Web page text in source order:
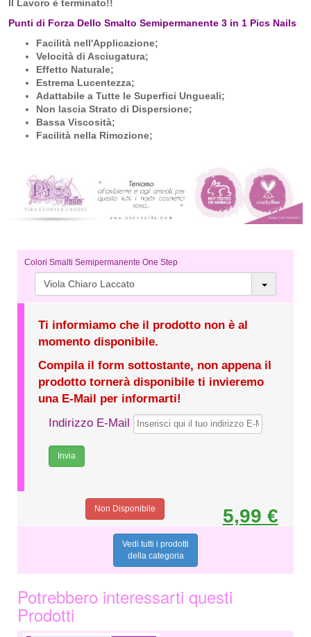
Il Lavoro è terminato!!
Punti di Forza Dello Smalto Semipermanente 3 in 1 Pics Nails
Facilità nell'Applicazione;
Velocità di Asciugatura;
Effetto Naturale;
Estrema Lucentezza;
Adattabile a Tutte le Superfici Ungueali;
Non lascia Strato di Dispersione;
Bassa Viscosità;
Facilità nella Rimozione;
Colori Smalti Semipermanente One Step
Viola Chiaro Laccato
Ti informiamo che il prodotto non è al
momento disponibile.
Compila il form sottostante, non appena il
prodotto tornerà disponibile ti invieremo
una E-Mail per informarti!
Indirizzo E-Mail
5,99 €
Non Disponibile
Vedi tutti i prodotti
della categoria
Potrebbero interessarti questi
Prodotti
3,49 €